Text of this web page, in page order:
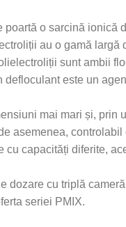
o sarcină
au o gamă
sunt ambii
este un
mai mari și,
asemenea,
capacități diferite,
dozare cu triplă
seriei PMIX.